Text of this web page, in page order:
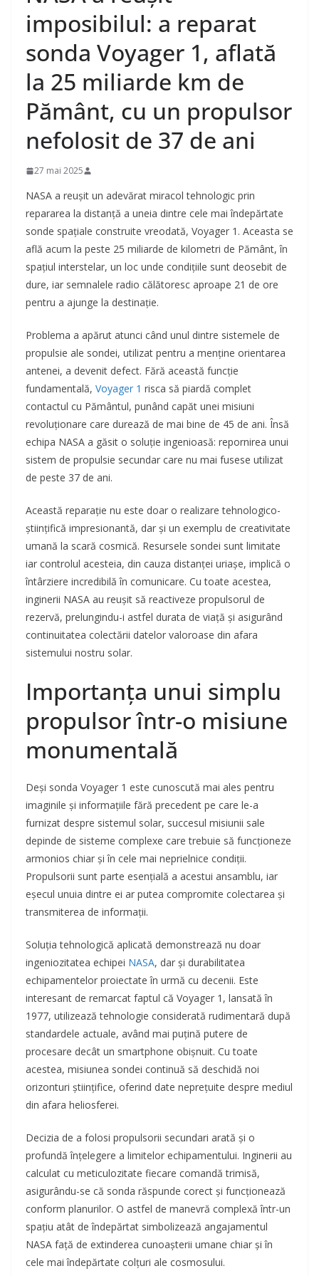
imposibilul: a reparat
sonda Voyager 1, aflată
la 25 miliarde km de
Pământ, cu un propulsor
nefolosit de 37 de ani
27 mai 2025
NASA a reușit un adevărat miracol tehnologic prin
repararea la distanță a uneia dintre cele mai îndepărtate
sonde spațiale construite vreodată, Voyager 1. Aceasta se
află acum la peste 25 miliarde de kilometri de Pământ, în
spațiul interstelar, un loc unde condițiile sunt deosebit de
dure, iar semnalele radio călătoresc aproape 21 de ore
pentru a ajunge la destinație.
Problema a apărut atunci când unul dintre sistemele de
propulsie ale sondei, utilizat pentru a menține orientarea
antenei, a devenit defect. Fără această funcție
fundamentală, Voyager 1 risca să piardă complet
contactul cu Pământul, punând capăt unei misiuni
revoluționare care durează de mai bine de 45 de ani. Însă
echipa NASA a găsit o soluție ingenioasă: repornirea unui
sistem de propulsie secundar care nu mai fusese utilizat
de peste 37 de ani.
Această reparație nu este doar o realizare tehnologico-
științifică impresionantă, dar și un exemplu de creativitate
umană la scară cosmică. Resursele sondei sunt limitate
iar controlul acesteia, din cauza distanței uriașe, implică o
întârziere incredibilă în comunicare. Cu toate acestea,
inginerii NASA au reușit să reactiveze propulsorul de
rezervă, prelungindu-i astfel durata de viață și asigurând
continuitatea colectării datelor valoroase din afara
sistemului nostru solar.
Importanța unui simplu
propulsor într-o misiune
monumentală
Deși sonda Voyager 1 este cunoscută mai ales pentru
imaginile și informațiile fără precedent pe care le-a
furnizat despre sistemul solar, succesul misiunii sale
depinde de sisteme complexe care trebuie să funcționeze
armonios chiar și în cele mai neprielnice condiții.
Propulsorii sunt parte esențială a acestui ansamblu, iar
eșecul unuia dintre ei ar putea compromite colectarea și
transmiterea de informații.
Soluția tehnologică aplicată demonstrează nu doar
ingeniozitatea echipei NASA, dar și durabilitatea
echipamentelor proiectate în urmă cu decenii. Este
interesant de remarcat faptul că Voyager 1, lansată în
1977, utilizează tehnologie considerată rudimentară după
standardele actuale, având mai puțină putere de
procesare decât un smartphone obișnuit. Cu toate
acestea, misiunea sondei continuă să deschidă noi
orizonturi științifice, oferind date neprețuite despre mediul
din afara heliosferei.
Decizia de a folosi propulsorii secundari arată și o
profundă înțelegere a limitelor echipamentului. Inginerii au
calculat cu meticulozitate fiecare comandă trimisă,
asigurându-se că sonda răspunde corect și funcționează
conform planurilor. O astfel de manevră complexă într-un
spațiu atât de îndepărtat simbolizează angajamentul
NASA față de extinderea cunoașterii umane chiar și în
cele mai îndepărtate colțuri ale cosmosului.